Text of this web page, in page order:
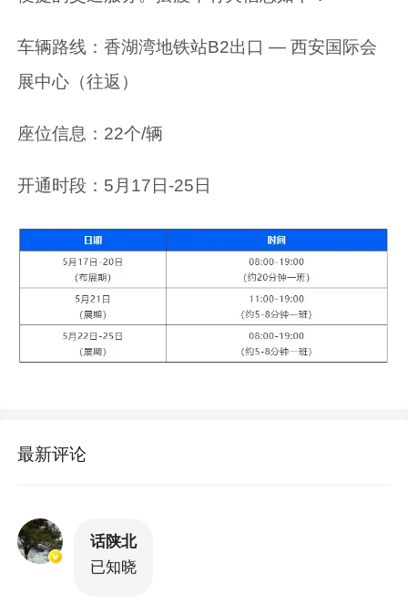
车辆路线：香湖湾地铁站B2出口 — 西安国际会
展中心（往返）
座位信息：22个/辆
开通时段：5月17日-25日
最新评论
话陕北
已知晓